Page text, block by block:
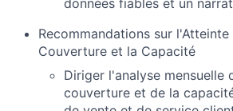
données fiables et un
Recommandations sur l'Atteinte
Couverture et la Capacité
Diriger l'analyse mensuelle
couverture et de la